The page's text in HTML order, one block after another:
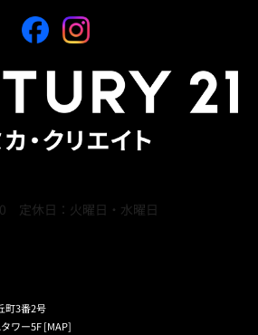
定休日：火曜日・水曜日
町3番2号
ワー5F[MAP]